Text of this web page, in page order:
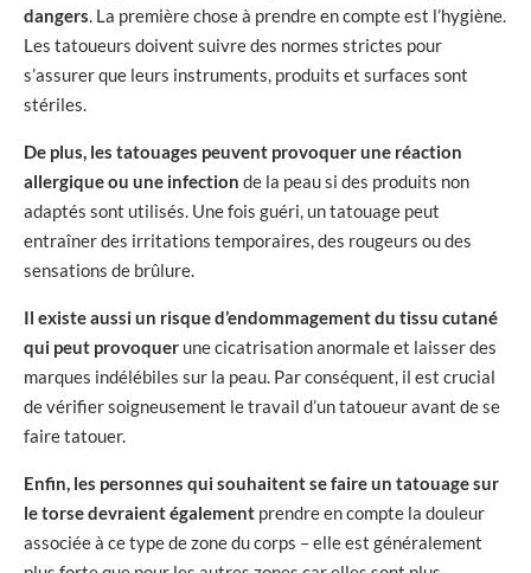
dangers . La première chose à prendre en compte est l’hygiène.
Les tatoueurs doivent suivre des normes strictes pour
s’assurer que leurs instruments, produits et surfaces sont
stériles.
De plus, les tatouages peuvent provoquer une réaction
allergique ou une infection de la peau si des produits non
adaptés sont utilisés. Une fois guéri, un tatouage peut
entraîner des irritations temporaires, des rougeurs ou des
sensations de brûlure.
Il existe aussi un risque d’endommagement du tissu cutané
qui peut provoquer une cicatrisation anormale et laisser des
marques indélébiles sur la peau. Par conséquent, il est crucial
de vérifier soigneusement le travail d’un tatoueur avant de se
faire tatouer.
Enfin, les personnes qui souhaitent se faire un tatouage sur
le torse devraient également prendre en compte la douleur
associée à ce type de zone du corps – elle est généralement